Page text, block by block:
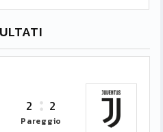
2 2
Pareggio